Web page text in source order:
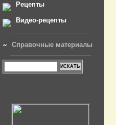
Рецепты
Видео-рецепты
Справочные материалы